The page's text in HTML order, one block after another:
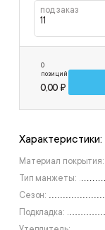
под заказ
11
0
позиций
0,00 ₽
Характеристики:
Материал покрытия:
Тип манжеты:
Сезон:
Подкладка: